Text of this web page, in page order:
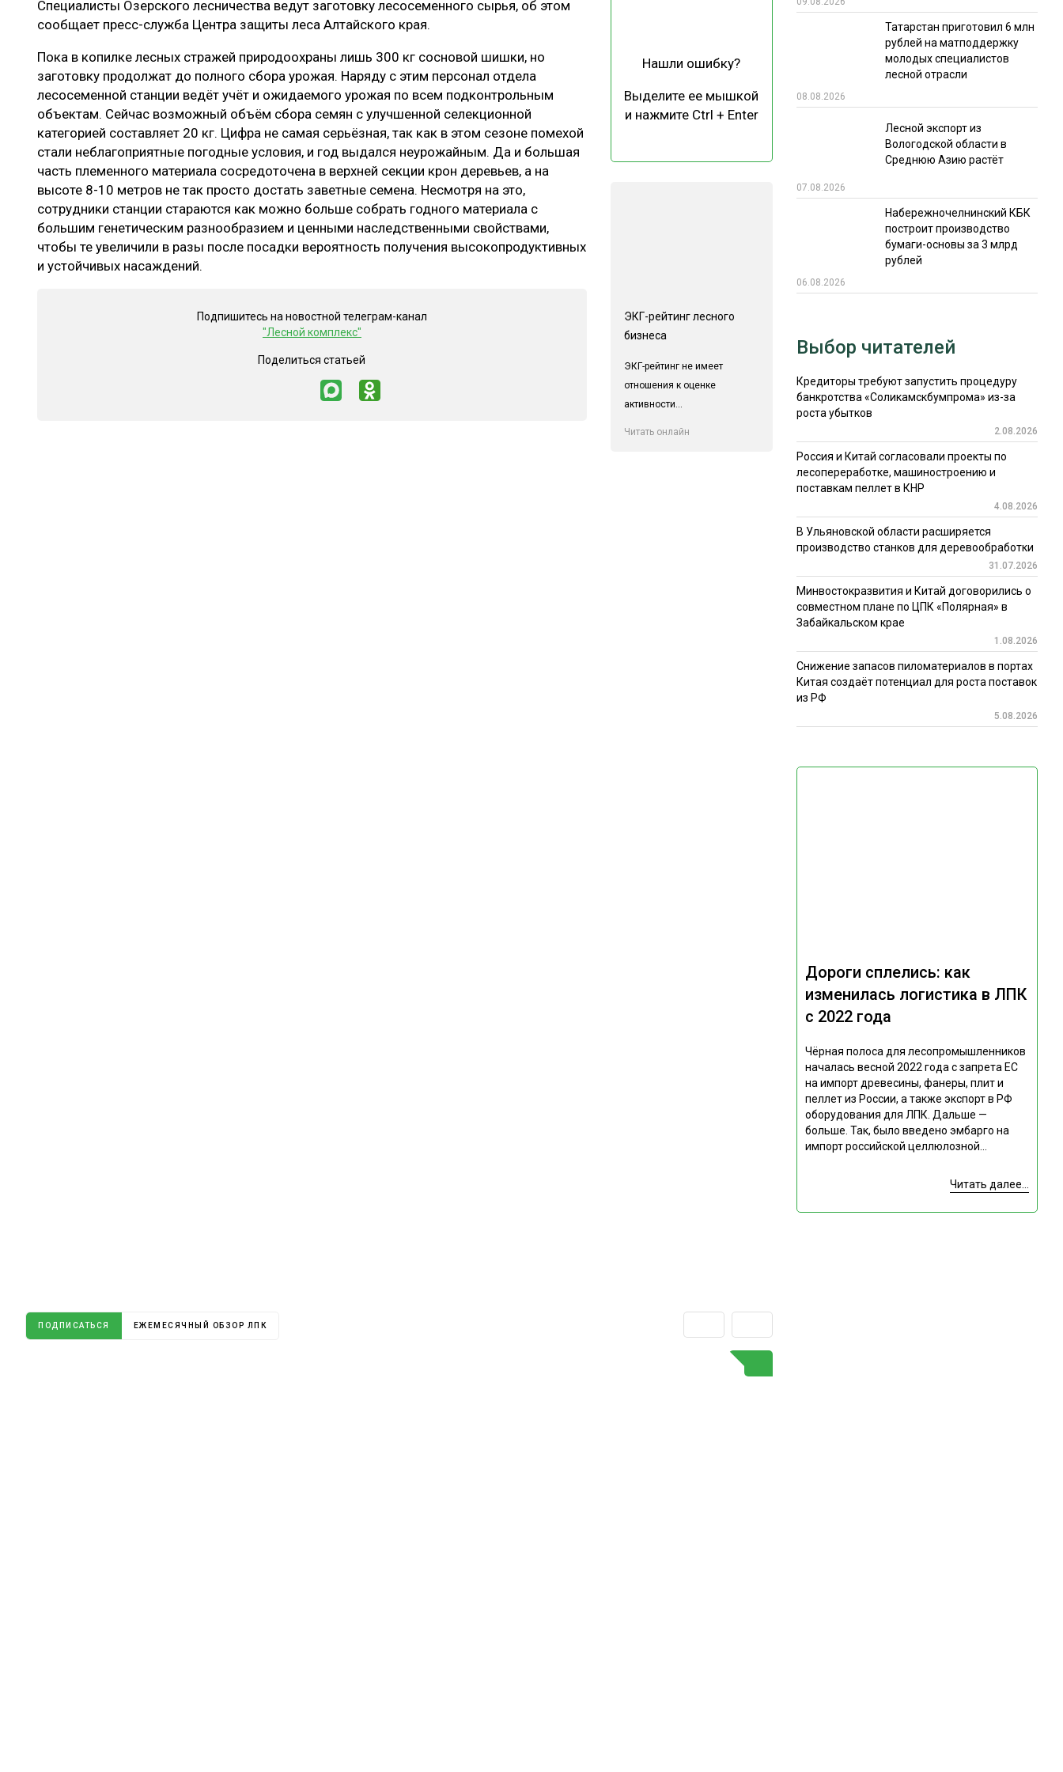
ЛЕСОВОССТАНОВЛЕНИЕ И ЗАЩИТА
ПРОИЗВОДСТВО ДРЕВЕСНЫХ ПЛИТ
ЦБП
СУШКА ДРЕВЕСИНЫ РЫНОК
ОТРАСЛЕВАЯ ДИСКУССИЯ
ЭКСПЕРТНОЕ МНЕНИЕ
ИТОГИ МЕРОПРИЯТИЙ
Специалисты Озерского лесничества ведут заготовку лесосеменного сырья, об этом
сообщает пресс-служба Центра защиты леса Алтайского края.
Пока в копилке лесных стражей природоохраны лишь 300 кг сосновой шишки, но
заготовку продолжат до полного сбора урожая. Наряду с этим персонал отдела
лесосеменной станции ведёт учёт и ожидаемого урожая по всем подконтрольным
объектам. Сейчас возможный объём сбора семян с улучшенной селекционной
категорией составляет 20 кг. Цифра не самая серьёзная, так как в этом сезоне помехой
стали неблагоприятные погодные условия, и год выдался неурожайным. Да и большая
часть племенного материала сосредоточена в верхней секции крон деревьев, а на
высоте 8-10 метров не так просто достать заветные семена. Несмотря на это,
сотрудники станции стараются как можно больше собрать годного материала с
большим генетическим разнообразием и ценными наследственными свойствами,
чтобы те увеличили в разы после посадки вероятность получения высокопродуктивных
и устойчивых насаждений.
Подпишитесь на новостной телеграм-канал
"Лесной комплекс"
Поделиться статьей
Нашли ошибку?
Выделите ее мышкой
и нажмите Ctrl + Enter
ЭКГ-рейтинг лесного
бизнеса
ЭКГ-рейтинг не имеет
отношения к оценке
активности...
Читать онлайн
Татарстан приготовил 6 млн
рублей на матподдержку
молодых специалистов
лесной отрасли
08.08.2026
Лесной экспорт из
Вологодской области в
Среднюю Азию растёт
07.08.2026
Набережночелнинский КБК
построит производство
бумаги-основы за 3 млрд
рублей
06.08.2026
Дороги сплелись: как
изменилась логистика в ЛПК
с 2022 года
Чёрная полоса для лесопромышленников
началась весной 2022 года с запрета ЕС
на импорт древесины, фанеры, плит и
пеллет из России, а также экспорт в РФ
оборудования для ЛПК. Дальше —
больше. Так, было введено эмбарго на
импорт российской целлюлозной...
Читать далее...
ПОДПИСАТЬСЯ ЕЖЕМЕСЯЧНЫЙ ОБЗОР ЛПК
Выбор читателей
Кредиторы требуют запустить процедуру
банкротства «Соликамскбумпрома» из-за
роста убытков
2.08.2026
Россия и Китай согласовали проекты по
лесопереработке, машиностроению и
поставкам пеллет в КНР
4.08.2026
В Ульяновской области расширяется
производство станков для деревообработки
31.07.2026
Минвостокразвития и Китай договорились о
совместном плане по ЦПК «Полярная» в
Забайкальском крае
1.08.2026
Снижение запасов пиломатериалов в портах
Китая создаёт потенциал для роста поставок
из РФ
5.08.2026